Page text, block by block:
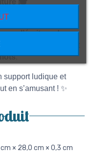
pour accompagner
versl’écriture des
.
support ludique et
en s’amusant ! ✨
cm × 28,0 cm × 0,3 cm